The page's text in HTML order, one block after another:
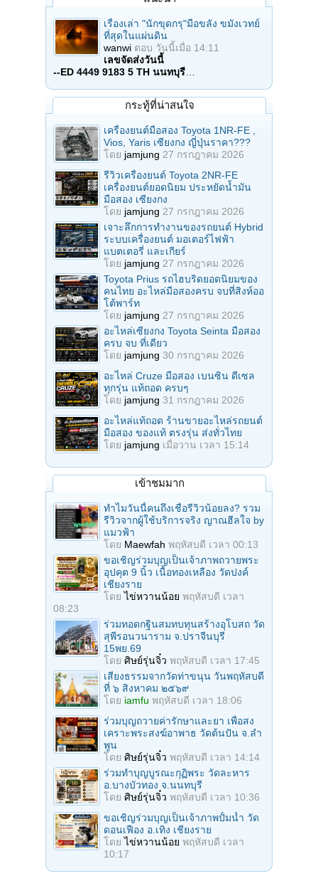
เรื่องเล่า "นักขุดกรุ"มือขลัง ขมังเวทย์
ที่สุดในแผ่นดิน
wanwi ตอบ วันนี้เมื่อ 14:11
เลขจัดส่งวันนี้
--ED 4449 9183 5 TH นนทบุรี…
กระทู้ที่น่าสนใจ
เครื่องยนต์มือสอง Toyota 1NR-FE ,
Vios, Yaris เซียงกง ญี่ปุ่นราคา???
โดย jamjung 27 กรกฎาคม 2026
รีวิวเครื่องยนต์ Toyota 2NR-FE
เครื่องยนต์ยอดนิยม ประหยัดน้ำมัน
มือสอง เซียงกง
โดย jamjung 27 กรกฎาคม 2026
เจาะลึกการทำงานของรถยนต์ Hybrid
ระบบเครื่องยนต์ มอเตอร์ไฟฟ้า
แบตเตอรี่ และเกียร์
โดย jamjung 27 กรกฎาคม 2026
Toyota Prius รถไฮบริดยอดนิยมของ
คนไทย อะไหล่มือสองครบ จบที่สิงห์ออ
โต้พาร์ท
โดย jamjung 27 กรกฎาคม 2026
อะไหล่เซียงกง Toyota Seinta มือสอง
ครบ จบ ที่เดียว
โดย jamjung 30 กรกฎาคม 2026
อะไหล่ Cruze มือสอง เบนซิน ดีเซล
ทุกรุ่น แท้ถอด ครบๆ
โดย jamjung 31 กรกฎาคม 2026
อะไหล่แท้ถอด ร้านขายอะไหล่รถยนต์
มือสอง ของแท้ ตรงรุ่น ส่งทั่วไทย
โดย jamjung เมื่อวาน เวลา 15:14
เข้าชมมาก
ทำไมวันนี้คนถึงเชื่อรีวิวน้อยลง? รวม
รีวิวจากผู้ใช้บริการจริง ญาณฮีลใจ by
แมวฟ้า
โดย Maewfah พฤหัสบดี เวลา 00:13
ขอเชิญร่วมบุญเป็นเจ้าภาพถวายพระ
อุปคุต 9 นิ้ว เนื้อทองเหลือง วัดปงค์
เชียงราย
โดยไข่หวานน้อย พฤหัสบดี เวลา
08:23
ร่วมทอดกฐินสมทบทุนสร้างอุโบสถ วัด
สุพีรอนวนาราม จ.ปราจีนบุรี
15พย.69
โดย ศิษย์รุ่นจิ๋ว พฤหัสบดี เวลา 17:45
เสียงธรรมจากวัดท่าขนุน วันพฤหัสบดี
ที่ ๖ สิงหาคม ๒๕๖๙
โดย iamfu พฤหัสบดี เวลา 18:06
ร่วมบุญถวายค่ารักษาและยา เพื่อสง
เคราะพระสงฆ์อาพาธ วัดต้นปัน จ.ลํา
พูน
โดย ศิษย์รุ่นจิ๋ว พฤหัสบดี เวลา 14:14
ร่วมทําบุญบูรณะกุฏิพระ วัดละหาร
อ.บางบัวทอง จ.นนทบุรี
โดย ศิษย์รุ่นจิ๋ว พฤหัสบดี เวลา 10:36
ขอเชิญร่วมบุญเป็นเจ้าภาพปั้มน้ำ วัด
ดอนเฟือง อ.เทิง เชียงราย
โดยไข่หวานน้อย พฤหัสบดี เวลา
10:17